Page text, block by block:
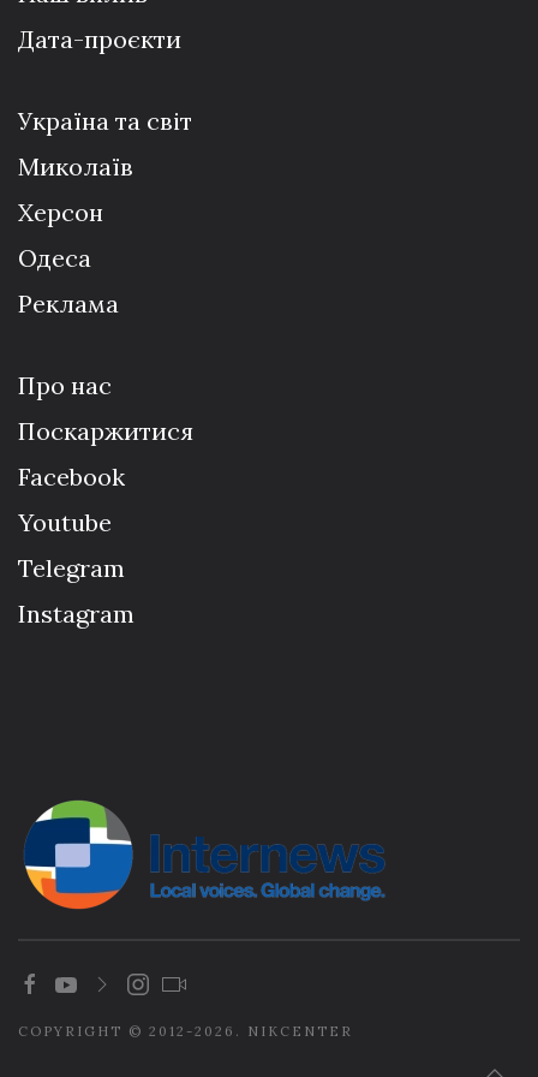
Дата-проєкти
Україна та світ
Миколаїв
Херсон
Одеса
Реклама
Про нас
Поскаржитися
Facebook
Youtube
Telegram
Instagram
COPYRIGHT © 2012-2026. NIKCENTER